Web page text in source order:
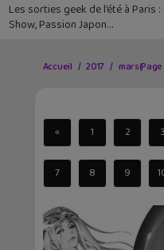
Les sorties geek de l’été à Paris
Show, Passion Japon…
Accueil 2017 mars
« 1 2 3
7 8 9